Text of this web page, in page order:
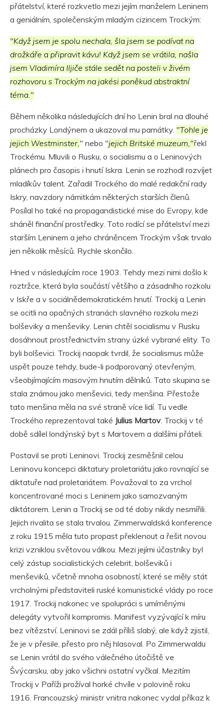
přátelství, které rozkvetlo mezi jejím manželem Leninem
a geniálním, společenským mladým cizincem Trockým:
"Když jsem je spolu nechala, šla jsem se podívat na
drožkáře a připravit kávu! Když jsem se vrátila, našla
jsem Vladimíra Iljiče stále sedět na posteli v živém
rozhovoru s Trockým na jakési poněkud abstraktní
téma."
Během několika následujících dní ho Lenin bral na dlouhé
procházky Londýnem a ukazoval mu památky. "Tohle je
jejich Westminster, " nebo "jejich Britské muzeum,"řekl
Trockému. Mluvili o Rusku, o socialismu a o Leninových
plánech pro časopis i hnutí Iskra. Lenin se rozhodl rozvíjet
mladíkův talent. Zařadil Trockého do malé redakční rady
Iskry, navzdory námitkám některých starších členů.
Posílal ho také na propagandistické mise do Evropy, kde
sháněl finanční prostředky. Toto rodící se přátelství mezi
starším Leninem a jeho chráněncem Trockým však trvalo
jen několik měsíců. Rychle skončilo.
Hned v následujícím roce 1903. Tehdy mezi nimi došlo k
roztržce, která byla součástí většího a zásadního rozkolu
v Iskře a v sociálnědemokratickém hnutí. Trockij a Lenin
se ocitli na opačných stranách slavného rozkolu mezi
bolševiky a menševiky. Lenin chtěl socialismu v Rusku
dosáhnout prostřednictvím strany úzké vybrané elity. To
byli bolševici. Trockij naopak tvrdil, že socialismus může
uspět pouze tehdy, bude-li podporovaný otevřeným,
všeobjímajícím masovým hnutím dělníků. Tato skupina se
stala známou jako menševici, tedy menšina. Přestože
tato menšina měla na své straně více lidí. Tu vedle
Trockého reprezentoval také Julius Martov . Trockij v té
době sdílel londýnský byt s Martovem a dalšími přáteli.
Postavil se proti Leninovi. Trockij zesměšnil celou
Leninovu koncepci diktatury proletariátu jako rovnající se
diktatuře nad proletariátem. Považoval to za vrchol
koncentrované moci s Leninem jako samozvaným
diktátorem. Lenin a Trockij se od té doby nikdy nesmířili.
Jejich rivalita se stala trvalou. Zimmerwaldská konference
z roku 1915 měla tuto propast překlenout a řešit novou
krizi vzniklou světovou válkou. Mezi jejími účastníky byl
celý zástup socialistických celebrit, bolševiků i
menševiků, včetně mnoha osobností, které se měly stát
vrcholnými představiteli ruské komunistické vlády po roce
1917. Trockij nakonec ve spolupráci s umírněnými
delegáty vytvořil kompromis. Manifest vyzývající k míru
bez vítězství. Leninovi se zdál příliš slabý, ale když zjistil,
že je v přesile, přesto pro něj hlasoval. Po Zimmerwaldu
se Lenin vrátil do svého válečného útočiště ve
Švýcarsku, aby jako všichni ostatní vyčkal. Mezitím
Trockij v Paříži prožíval horké chvíle v polovině roku
1916. Francouzský ministr vnitra nakonec vydal příkaz k